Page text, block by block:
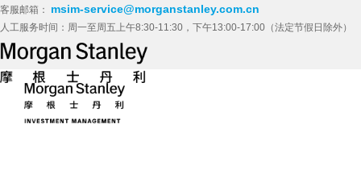
客服邮箱： msim-service@morganstanley.com.cn
人工服务时间：周一至周五上午8:30-11:30，下午13:00-17:00（法定节假日除外）